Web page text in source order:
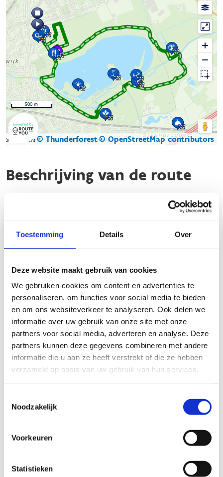
Toestemming Details Over
Deze website maakt gebruik van cookies
We gebruiken cookies om content en advertenties te
personaliseren, om functies voor social media te bieden
en om ons websiteverkeer te analyseren. Ook delen we
informatie over uw gebruik van onze site met onze
partners voor social media, adverteren en analyse. Deze
partners kunnen deze gegevens combineren met andere
informatie die u aan ze heeft verstrekt of die ze hebben
verzameld op basis van uw gebruik van hun services.
Noodzakelijk
Voorkeuren
Statistieken
Kaartgegevens © Thunderforest© OpenStreetMap contributors
500 m
Beschrijving van de route
De groene lus is een bewegwijzerde looproute van 6,42 km die
start aan de Finse looppiste bij sporthal De Dageraad.
Het terrein is meestal vlak en situeert zich in het prachtige
recreatie- en natuurdomein 'de Gavers'.
Parkeren kan aan de sporthal De Dageraad en op Parking
Startplaatsen
Stasegemsesteenweg 11 8530 Harelbeke